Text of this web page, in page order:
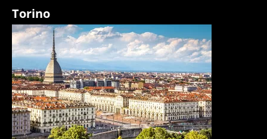
Torino